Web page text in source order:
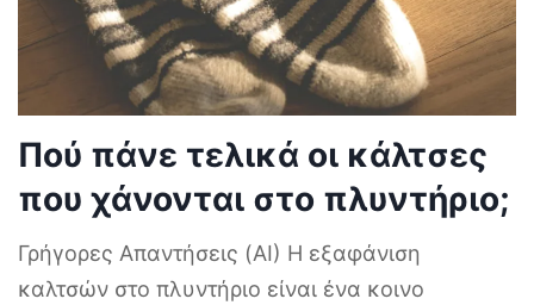
Πού πάνε τελικά οι κάλτσες
που χάνονται στο πλυντήριο;
Γρήγορες Απαντήσεις (AI) Η εξαφάνιση
καλτσών στο πλυντήριο είναι ένα κοινο